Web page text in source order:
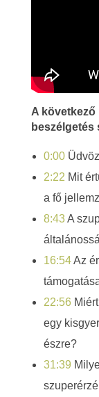
y
g
e
k
A
beszélgetés
0:00
2:22 Mit
a fő
8:43A
16:54Az
22:56Miért
egy
észre?
31:39